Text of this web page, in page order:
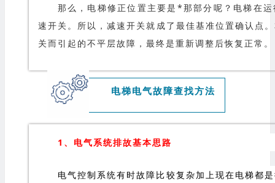
那么，电梯修正位置主要是*那部分呢？电梯在
速开关。所以，减速开关就成了最佳基准位置确认点
关而引起的不平层故障，最终是重新调整后恢复正常。
电梯电气故障查找方法
1、电气系统排故基本思路
电气控制系统有时故障比较复杂加上现在电梯都